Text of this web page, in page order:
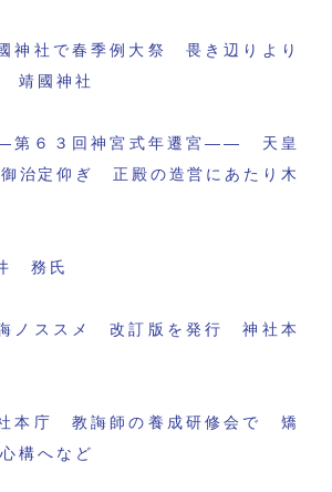
神社で春季例大祭 畏き辺りより
靖國神社
６３回神宮式年遷宮―― 天皇
治定仰ぎ 正殿の造営にあたり木
務氏
ノススメ 改訂版を発行 神社本
本庁 教誨師の養成研修会で 矯
構へなど